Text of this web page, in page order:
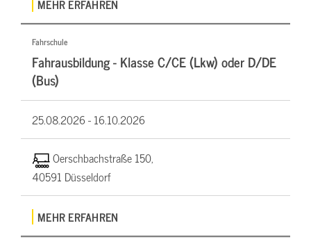
MEHR ERFAHREN
Fahrschule
Fahrausbildung - Klasse C/CE (Lkw) oder D/DE
(Bus)
25.08.2026 -16.10.2026
Oerschbachstraße 150,
40591 Düsseldorf
MEHR ERFAHREN